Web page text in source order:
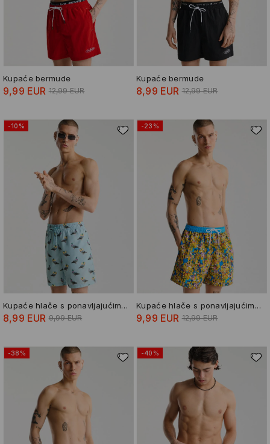
Kupaće bermude
9,99 EUR 12,99 EUR
Kupaće bermude
8,99 EUR 12,99 EUR
-10%
Kupaće hlače s ponavljajućim uzorkom
8,99 EUR 9,99 EUR
-23%
Kupaće hlače s ponavljajućim uzorkom The Simpsons
9,99 EUR 12,99 EUR
-38% -40%